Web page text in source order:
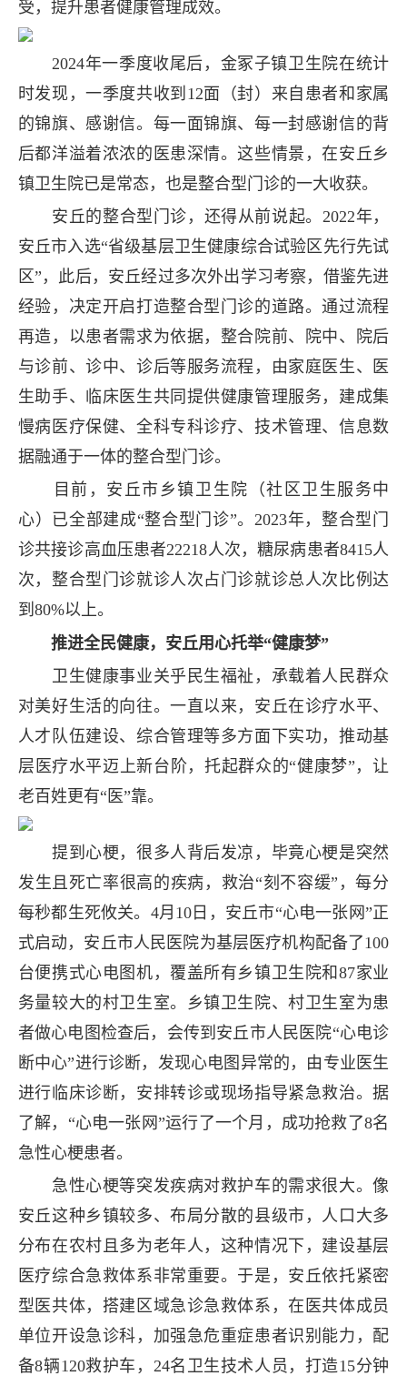
受，提升患者健康管理成效。
2024年一季度收尾后，金冢子镇卫生院在统计
时发现，一季度共收到12面（封）来自患者和家属
的锦旗、感谢信。每一面锦旗、每一封感谢信的背
后都洋溢着浓浓的医患深情。这些情景，在安丘乡
镇卫生院已是常态，也是整合型门诊的一大收获。
安丘的整合型门诊，还得从前说起。2022年，
安丘市入选“省级基层卫生健康综合试验区先行先试
区”，此后，安丘经过多次外出学习考察，借鉴先进
经验，决定开启打造整合型门诊的道路。通过流程
再造，以患者需求为依据，整合院前、院中、院后
与诊前、诊中、诊后等服务流程，由家庭医生、医
生助手、临床医生共同提供健康管理服务，建成集
慢病医疗保健、全科专科诊疗、技术管理、信息数
据融通于一体的整合型门诊。
目前，安丘市乡镇卫生院（社区卫生服务中
心）已全部建成“整合型门诊”。2023年，整合型门
诊共接诊高血压患者22218人次，糖尿病患者8415人
次，整合型门诊就诊人次占门诊就诊总人次比例达
到80%以上。
推进全民健康，安丘用心托举“健康梦”
卫生健康事业关乎民生福祉，承载着人民群众
对美好生活的向往。一直以来，安丘在诊疗水平、
人才队伍建设、综合管理等多方面下实功，推动基
层医疗水平迈上新台阶，托起群众的“健康梦”，让
老百姓更有“医”靠。
提到心梗，很多人背后发凉，毕竟心梗是突然
发生且死亡率很高的疾病，救治“刻不容缓”，每分
每秒都生死攸关。4月10日，安丘市“心电一张网”正
式启动，安丘市人民医院为基层医疗机构配备了100
台便携式心电图机，覆盖所有乡镇卫生院和87家业
务量较大的村卫生室。乡镇卫生院、村卫生室为患
者做心电图检查后，会传到安丘市人民医院“心电诊
断中心”进行诊断，发现心电图异常的，由专业医生
进行临床诊断，安排转诊或现场指导紧急救治。据
了解，“心电一张网”运行了一个月，成功抢救了8名
急性心梗患者。
急性心梗等突发疾病对救护车的需求很大。像
安丘这种乡镇较多、布局分散的县级市，人口大多
分布在农村且多为老年人，这种情况下，建设基层
医疗综合急救体系非常重要。于是，安丘依托紧密
型医共体，搭建区域急诊急救体系，在医共体成员
单位开设急诊科，加强急危重症患者识别能力，配
备8辆120救护车，24名卫生技术人员，打造15分钟